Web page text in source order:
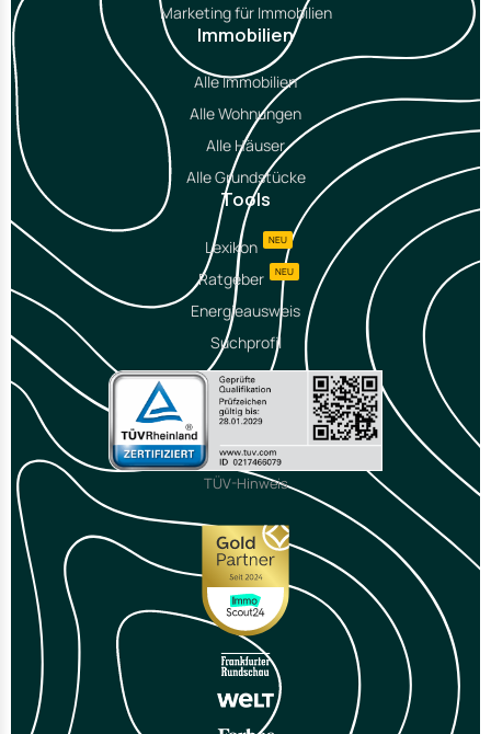
Marketing für Immobilien
Immobilien
Alle Immobilien
Alle Wohnungen
Alle Häuser
Alle Grundstücke
Tools
Lexikon NEU
Ratgeber NEU
Energieausweis
Suchprofil
TÜV-Hinweis